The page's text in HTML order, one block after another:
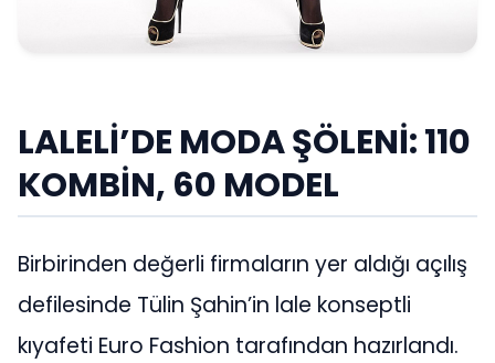
LALELİ’DE MODA ŞÖLENİ: 110
KOMBİN, 60 MODEL
Birbirinden değerli firmaların yer aldığı açılış
defilesinde Tülin Şahin’in lale konseptli
kıyafeti Euro Fashion tarafından hazırlandı.